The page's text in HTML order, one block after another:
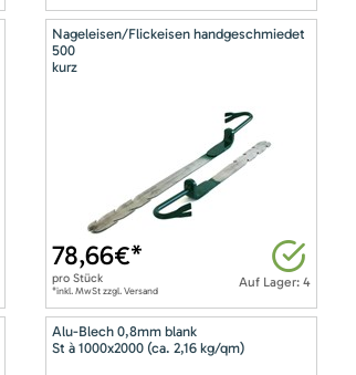
Nageleisen/Flickeisen handgeschmiedet
500
kurz
Auf Lager: 4
78,66€*
proStück
*inkl. MwSt zzgl. Versand
Alu-Blech 0,8mm blank
St à 1000x2000 (ca. 2,16 kg/qm)